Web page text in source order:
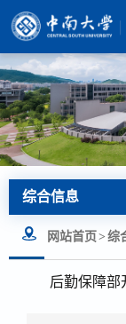
综合信息
网站首页 > 综
后勤保障部